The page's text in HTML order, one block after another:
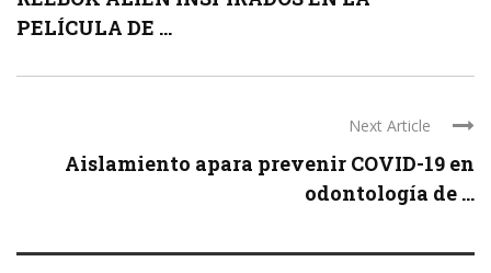
PELÍCULA DE ...
Next Article
Aislamiento apara prevenir COVID-19 en
odontología de ...